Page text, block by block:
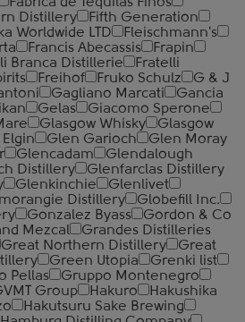
Distillery
Fifth Generation
Worldwide LTD
Fleischmann's
Francis Abecassis
Frapin
Branca Distillerie
Fratelli
Freihof Fruko Schulz
G & J
Gagliano Marcati
Gancia
Gelas
Giacomo Sperone
Glasgow Whisky
Glasgow
Glen Garioch
Glen Moray
Glencadam
Glendalough
Distillery
Glenfarclas Distillery
Glenkinchie
Glenlivet
Distillery
Globefill Inc.
Gonzalez Byass
Gordon & Co
Mezcal
Grandes Distilleries
Great Northern Distillery
Great
Green Utopia
Grenki list
Pellas
Gruppo Montenegro
Group Hakuro
Hakushika
Hakutsuru Sake Brewing